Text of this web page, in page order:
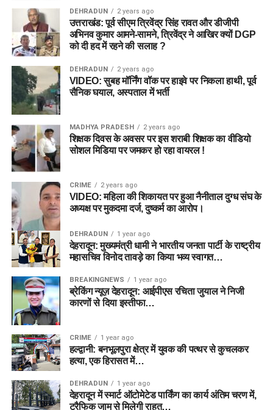
DEHRADUN 2 years ago
उत्तराखंड: पूर्व सीएम त्रिवेंद्र सिंह रावत और डीजीपी
अभिनव कुमार आमने-सामने, त्रिवेंद्र ने आखिर क्यों DGP
को दी हद में रहने की सलाह ?
DEHRADUN 2 years ago
VIDEO: सुबह मॉर्निंग वॉक पर हाइवे पर निकला हाथी, पूर्व
सैनिक घयाल, अस्पताल में भर्ती
MADHYA PRADESH 2 years ago
शिक्षक दिवस के अवसर पर इस शराबी शिक्षक का वीडियो
सोशल मिडिया पर जमकर हो रहा वायरल !
CRIME 2 years ago
VIDEO: महिला की शिकायत पर हुआ नैनीताल दुग्ध संघ के
अध्यक्ष पर मुकदमा दर्ज, दुष्कर्म का आरोप।
DEHRADUN 1 year ago
देहरादून: मुख्यमंत्री धामी ने भारतीय जनता पार्टी के राष्ट्रीय
महासचिव विनोद तावड़े का किया भव्य स्वागत…
BREAKINGNEWS 1 year ago
ब्रेकिंग न्यूज़ देहरादून: आईपीएस रचिता जुयाल ने निजी
कारणों से दिया इस्तीफा…
CRIME 1 year ago
हल्द्वानी: बनभूलपुरा क्षेत्र में युवक की पत्थर से कुचलकर
हत्या, एक हिरासत में…
DEHRADUN 1 year ago
देहरादून में स्मार्ट ऑटोमेटेड पार्किंग का कार्य अंतिम चरण में,
ट्रैफिक जाम से मिलेगी राहत…